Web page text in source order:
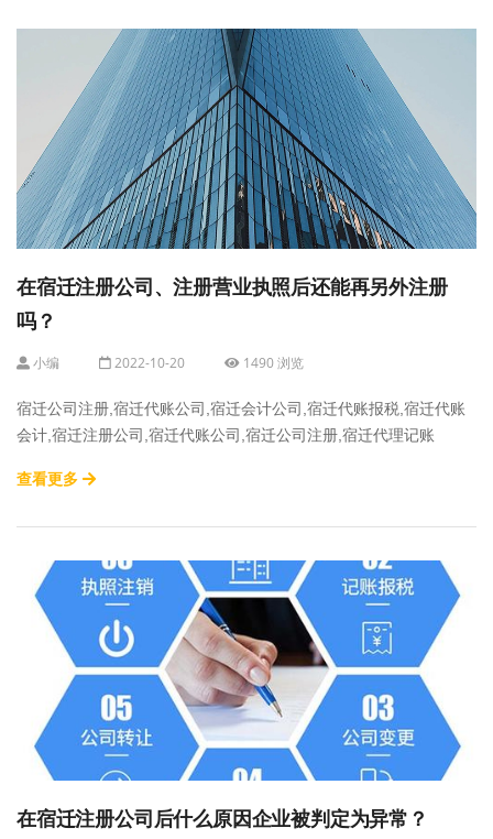
在宿迁注册公司、注册营业执照后还能再另外注册
吗？
小编 2022-10-20 1490 浏览
宿迁公司注册,宿迁代账公司,宿迁会计公司,宿迁代账报税,宿迁代账
会计,宿迁注册公司,宿迁代账公司,宿迁公司注册,宿迁代理记账
查看更多
在宿迁注册公司后什么原因企业被判定为异常？